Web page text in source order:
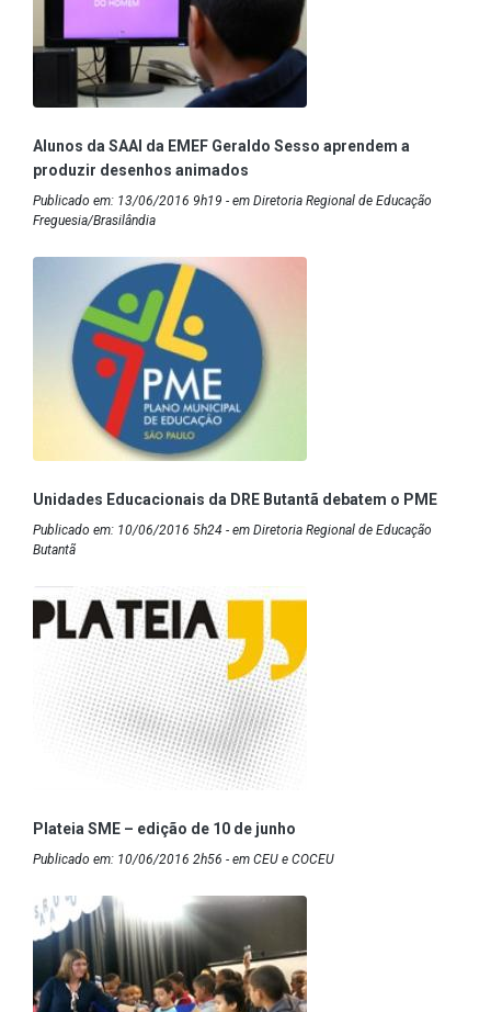
Alunos da SAAI da EMEF Geraldo Sesso aprendem a
produzir desenhos animados
Publicado em: 13/06/2016 9h19 - em Diretoria Regional de Educação
Freguesia/Brasilândia
Unidades Educacionais da DRE Butantã debatem o PME
Publicado em: 10/06/2016 5h24 - em Diretoria Regional de Educação
Butantã
Plateia SME – edição de 10 de junho
Publicado em: 10/06/2016 2h56 - em CEU e COCEU